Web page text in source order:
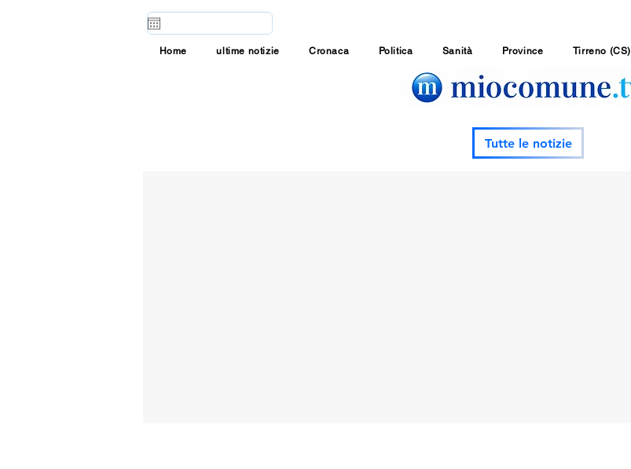
Home ultime notizie Cronaca Politica Sanità Province Tirreno (CS)
Tutte le notizie